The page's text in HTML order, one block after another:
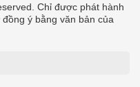
Chỉ được phát hành
ý bằng văn bản của